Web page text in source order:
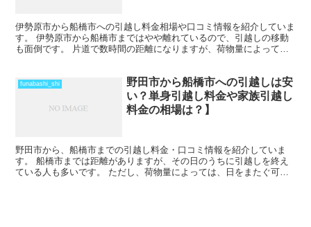
伊勢原市から船橋市への引越し料金相場や口コミ情報を紹介していま
す。 伊勢原市から船橋市まではやや離れているので、引越しの移動
も面倒です。 片道で数時間の距離になりますが、荷物量によっては
funabashi_shi
野田市から船橋市への引越しは安
い？単身引越し料金や家族引越し
料金の相場は？】
野田市から、船橋市までの引越し料金・口コミ情報を紹介していま
す。 船橋市までは距離がありますが、その日のうちに引越しを終え
ている人も多いです。 ただし、荷物量によっては、日をまたぐ可能